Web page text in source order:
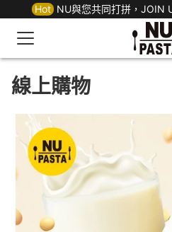
Hot NU與您共同打拼，JOIN
線上購物